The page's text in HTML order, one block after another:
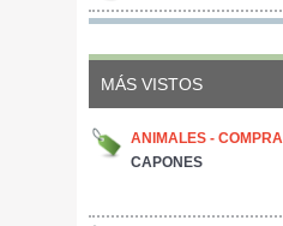
MÁS VISTOS
ANIMALES - COMPRA
CAPONES